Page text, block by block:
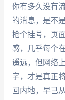
你有多久没有
的消息，是不
抢个挂号，页
感，几乎每个
遥远，但网络
字，才是真正
回内地，早已